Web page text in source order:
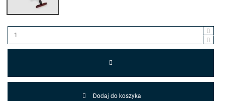
Dodaj do koszyka